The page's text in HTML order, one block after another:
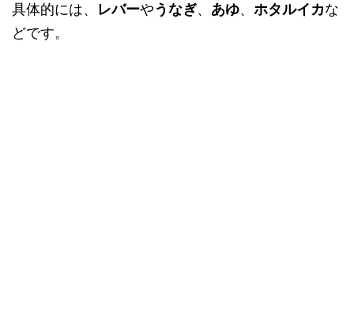
具体的には、 レバーやうなぎ、 あゆ、 ホタルイカな
どです。